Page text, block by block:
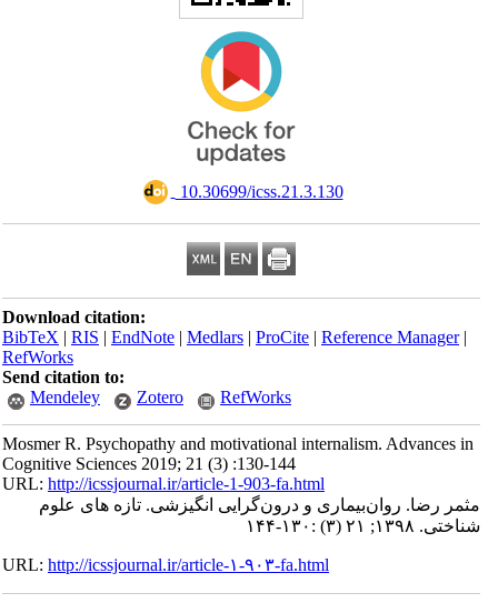
‎ 10.30699/icss.21.3.130
Download citation:
BibTeX|RIS|EndNote|Medlars|ProCite|Reference Manager
RefWorks
Send citation to:
Mendeley
Zotero RefWorks
Mosmer R. Psychopathy and motivational internalism. Advances in
Cognitive Sciences 2019; 21 (3) :130-144
URL:http://icssjournal.ir/article-1-903-fa.html
مثمر رضا. روان‌بیماری و درون‌گرایی انگیزشی. تازه های علوم
شناختی. ۱۳۹۸; ۲۱ (۳) :۱۳۰-۱۴۴
URL:http://icssjournal.ir/article-۱-۹۰۳-fa.html